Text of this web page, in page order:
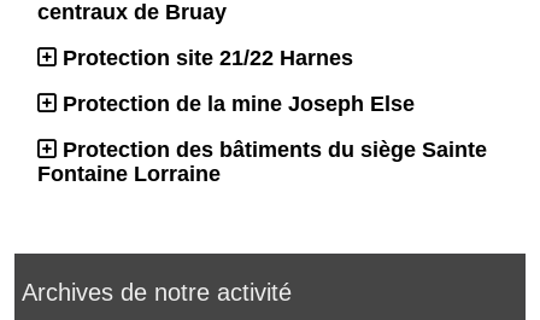
centraux de Bruay
Protection site 21/22 Harnes
Protection de la mine Joseph Else
Protection des bâtiments du siège Sainte
Fontaine Lorraine
Archives de notre activité